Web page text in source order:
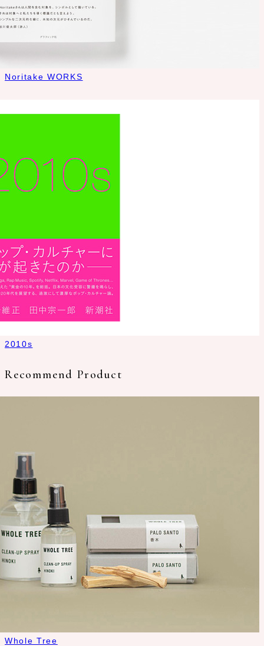
Noritake WORKS
2010s
Recommend Product
Whole Tree